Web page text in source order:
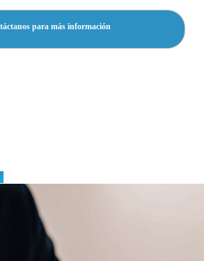
para más información